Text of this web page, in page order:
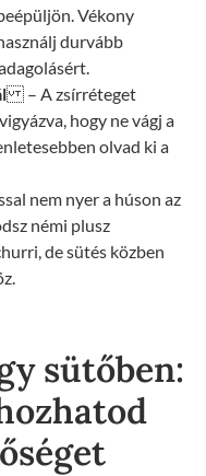
Vékony
durvább
– A zsírréteget
hogy ne vágj a
olvad ki a
nem nyer a húson az
némi plusz
de sütés közben
sütőben: